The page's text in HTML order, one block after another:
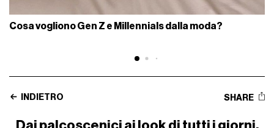
Cosa vogliono Gen Z e Millennials dalla moda?
INDIETRO SHARE